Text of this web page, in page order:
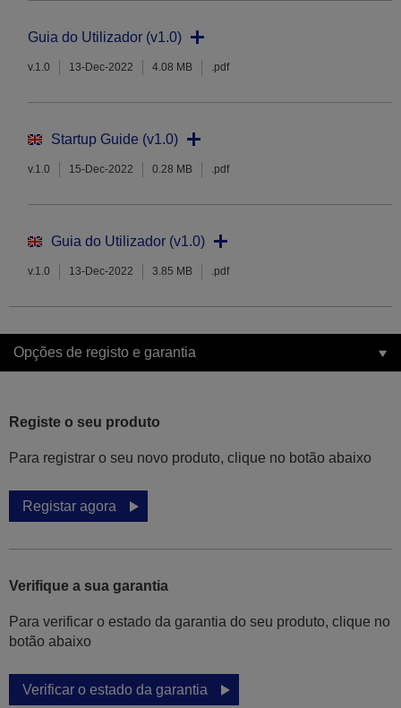
Guia do Utilizador (v1.0)
v.1.0 13-Dec-2022 4.08 MB .pdf
Startup Guide (v1.0)
v.1.0 15-Dec-2022 0.28 MB .pdf
Guia do Utilizador (v1.0)
v.1.0 13-Dec-2022 3.85 MB .pdf
Opções de registo e garantia
Registe o seu produto
Para registrar o seu novo produto, clique no botão abaixo
Registar agora
Verifique a sua garantia
Para verificar o estado da garantia do seu produto, clique no
botão abaixo
Verificar o estado da garantia